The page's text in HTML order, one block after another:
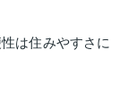
は住みやすさに